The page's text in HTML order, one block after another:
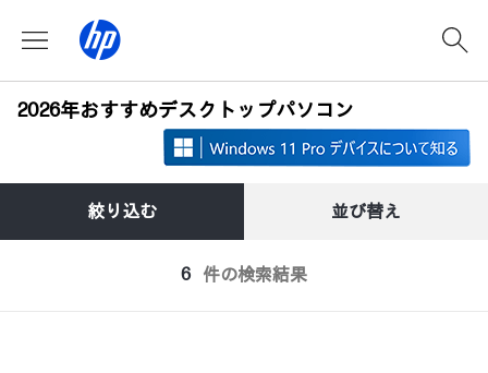
2026年おすすめデスクトップパソコン
絞り込む 並び替え
6 件の検索結果